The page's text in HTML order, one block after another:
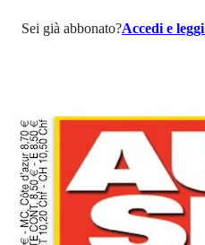
Sei già abbonato?Accedi e leggi